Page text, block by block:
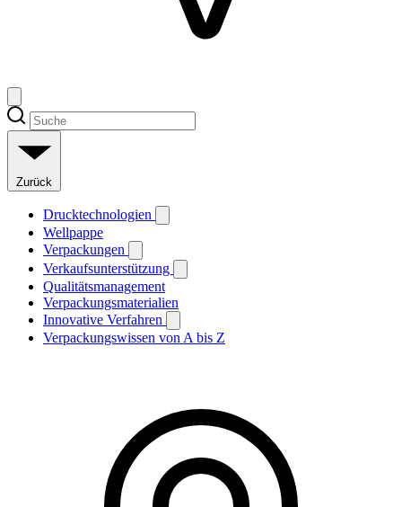
Zurück
Drucktechnologien
Wellpappe
Verpackungen
Verkaufsunterstützung
Qualitätsmanagement
Verpackungsmaterialien
Innovative Verfahren
Verpackungswissen von A bis Z